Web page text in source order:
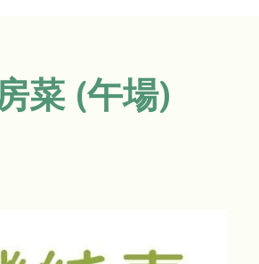
菜 (午場)